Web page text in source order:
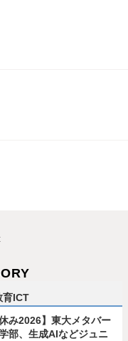
育ICT
休み2026】東大メタバー
部、生成AIなどジュニ